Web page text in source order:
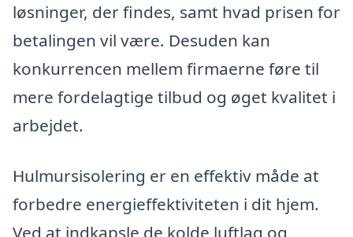
løsninger, der findes, samt hvad prisen for
betalingen vil være. Desuden kan
konkurrencen mellem firmaerne føre til
mere fordelagtige tilbud og øget kvalitet i
arbejdet.
Hulmursisolering er en effektiv måde at
forbedre energieffektiviteten i dit hjem.
Ved at indkapsle de kolde luftlag og